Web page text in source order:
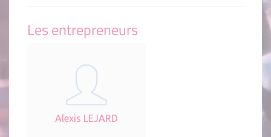
Les entrepreneurs
Alexis LEJARD